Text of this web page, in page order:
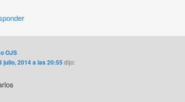
OJS
julio, 2014 a las 20:55dijo: